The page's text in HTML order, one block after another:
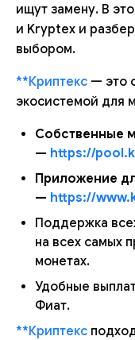
ищут замену. В
и Kryptex и
выбором.
**Криптекс — это
экосистемой для
Собственные
— https://
Приложение
— https://
Поддержка
на всех самых
монетах.
Удобные
Фиат.
**Криптекс